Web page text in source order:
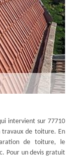
intervient sur 77710
travaux de toiture. En
de toiture, le
Pour un devis gratuit